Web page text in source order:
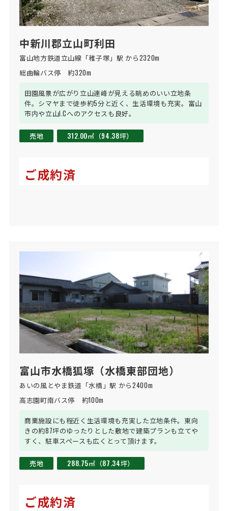
中新川郡立山町利田
富山地方鉄道立山線「稚子塚」駅 から2320m
総曲輪バス停　約320m
田園風景が広がり立山連峰が見える眺めのいい立地条
件。シマヤまで徒歩約5分と近く、生活環境も充実。富山
市内や立山I.Cへのアクセスも良好。
売地 312.00㎡（94.38坪）
ご成約済
富山市水橋狐塚（水橋東部団地）
あいの風とやま鉄道「水橋」駅 から2400m
高志園町南バス停　約100m
商業施設にも程近く生活環境も充実した立地条件。東向
きの約87坪のゆったりとした敷地で建築プランも立てや
すく、駐車スペースも広くとって頂けます。
売地 288.75㎡（87.34坪）
ご成約済